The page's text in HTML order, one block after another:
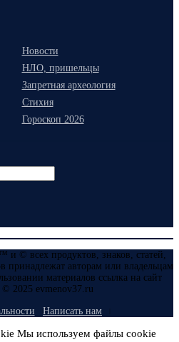
Новости
НЛО, пришельцы
Запретная археология
Стихия
Гороскоп 2026
© всех продуктов, знаков, статей,
принадлежат авторам или владельцам
материалов ссылка на сайт
© 2025 evmenov37.ru
Написать нам
Мы используем файлы cookie